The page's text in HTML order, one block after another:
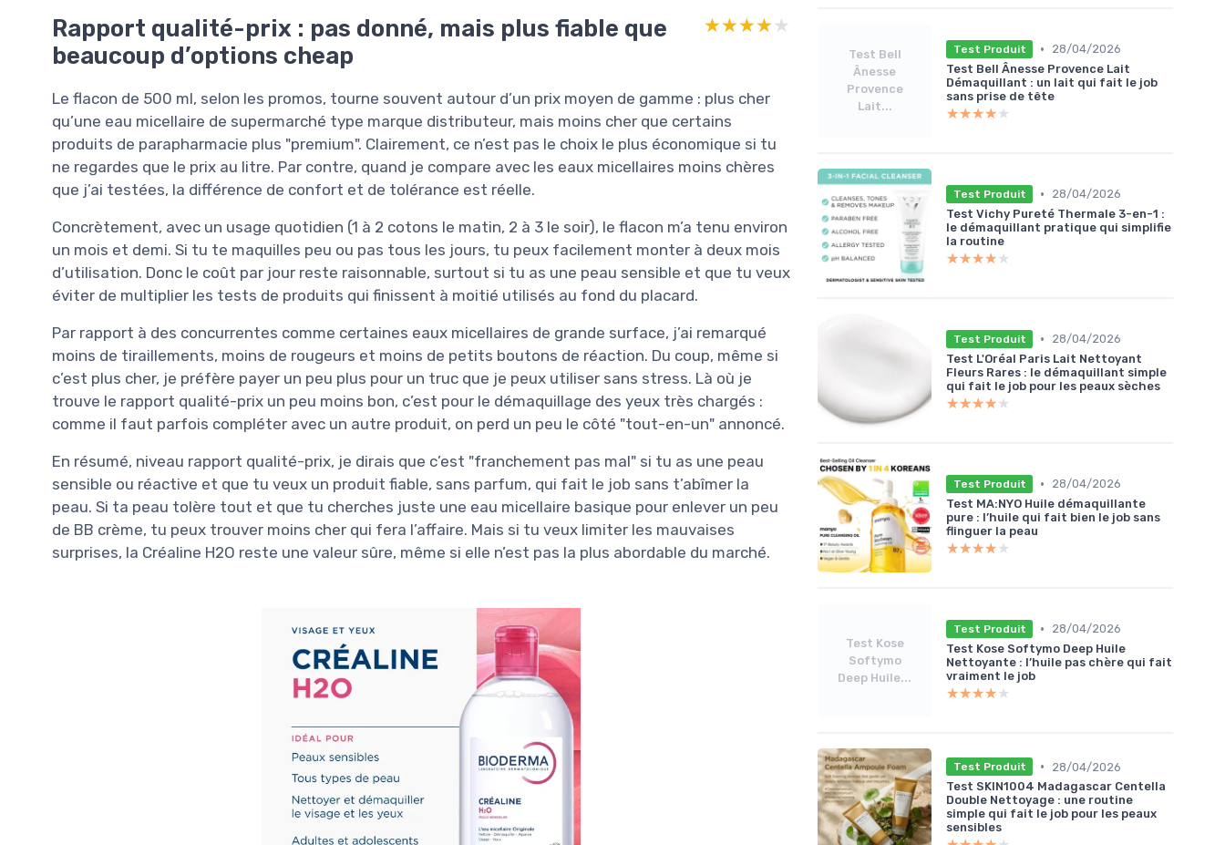
Rapport qualité-prix : pas donné, mais plus fiable que
beaucoup d’options cheap
★★★★★
★★★★★
Le flacon de 500 ml, selon les promos, tourne souvent autour d’un prix moyen de gamme : plus cher
qu’une eau micellaire de supermarché type marque distributeur, mais moins cher que certains
produits de parapharmacie plus "premium". Clairement, ce n’est pas le choix le plus économique si tu
ne regardes que le prix au litre. Par contre, quand je compare avec les eaux micellaires moins chères
que j’ai testées, la différence de confort et de tolérance est réelle.
Concrètement, avec un usage quotidien (1 à 2 cotons le matin, 2 à 3 le soir), le flacon m’a tenu environ
un mois et demi. Si tu te maquilles peu ou pas tous les jours, tu peux facilement monter à deux mois
d’utilisation. Donc le coût par jour reste raisonnable, surtout si tu as une peau sensible et que tu veux
éviter de multiplier les tests de produits qui finissent à moitié utilisés au fond du placard.
Par rapport à des concurrentes comme certaines eaux micellaires de grande surface, j’ai remarqué
moins de tiraillements, moins de rougeurs et moins de petits boutons de réaction. Du coup, même si
c’est plus cher, je préfère payer un peu plus pour un truc que je peux utiliser sans stress. Là où je
trouve le rapport qualité-prix un peu moins bon, c’est pour le démaquillage des yeux très chargés :
comme il faut parfois compléter avec un autre produit, on perd un peu le côté "tout-en-un" annoncé.
En résumé, niveau rapport qualité-prix, je dirais que c’est "franchement pas mal" si tu as une peau
sensible ou réactive et que tu veux un produit fiable, sans parfum, qui fait le job sans t’abîmer la
peau. Si ta peau tolère tout et que tu cherches juste une eau micellaire basique pour enlever un peu
de BB crème, tu peux trouver moins cher qui fera l’affaire. Mais si tu veux limiter les mauvaises
surprises, la Créaline H2O reste une valeur sûre, même si elle n’est pas la plus abordable du marché.
Test Bell
Ânesse
Provence
Lait...
Test Produit •
28/04/2026
Test Bell Ânesse Provence Lait
Démaquillant : un lait qui fait le job
sans prise de tête
★★★★★
★★★★★
Test Produit •
28/04/2026
Test Vichy Pureté Thermale 3-en-1 :
le démaquillant pratique qui simplifie
la routine
★★★★★
★★★★★
Test Produit •
28/04/2026
Test L'Oréal Paris Lait Nettoyant
Fleurs Rares : le démaquillant simple
qui fait le job pour les peaux sèches
★★★★★
★★★★★
Test Produit •
28/04/2026
Test MA:NYO Huile démaquillante
pure : l’huile qui fait bien le job sans
flinguer la peau
★★★★★
★★★★★
Test Kose
Softymo
Deep Huile...
Test Produit •
28/04/2026
Test Kose Softymo Deep Huile
Nettoyante : l’huile pas chère qui fait
vraiment le job
★★★★★
★★★★★
Test Produit •
28/04/2026
Test SKIN1004 Madagascar Centella
Double Nettoyage : une routine
simple qui fait le job pour les peaux
sensibles